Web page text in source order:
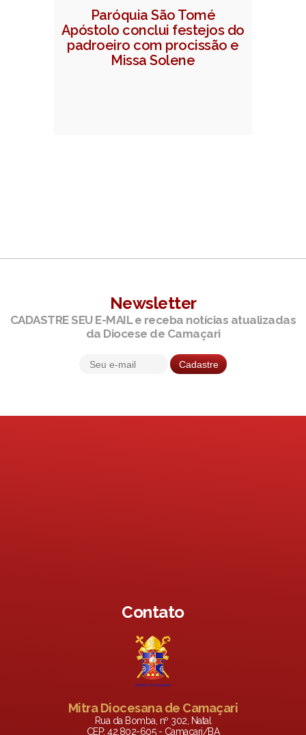
Paróquia São Tomé
Apóstolo conclui festejos do
padroeiro com procissão e
Missa Solene
Newsletter
CADASTRE SEU E-MAIL e receba notícias atualizadas
da Diocese de Camaçari
Contato
Mitra Diocesana de Camaçari
Rua da Bomba, nº 302, Natal
CEP: 42.802-605 - Camaçari/BA